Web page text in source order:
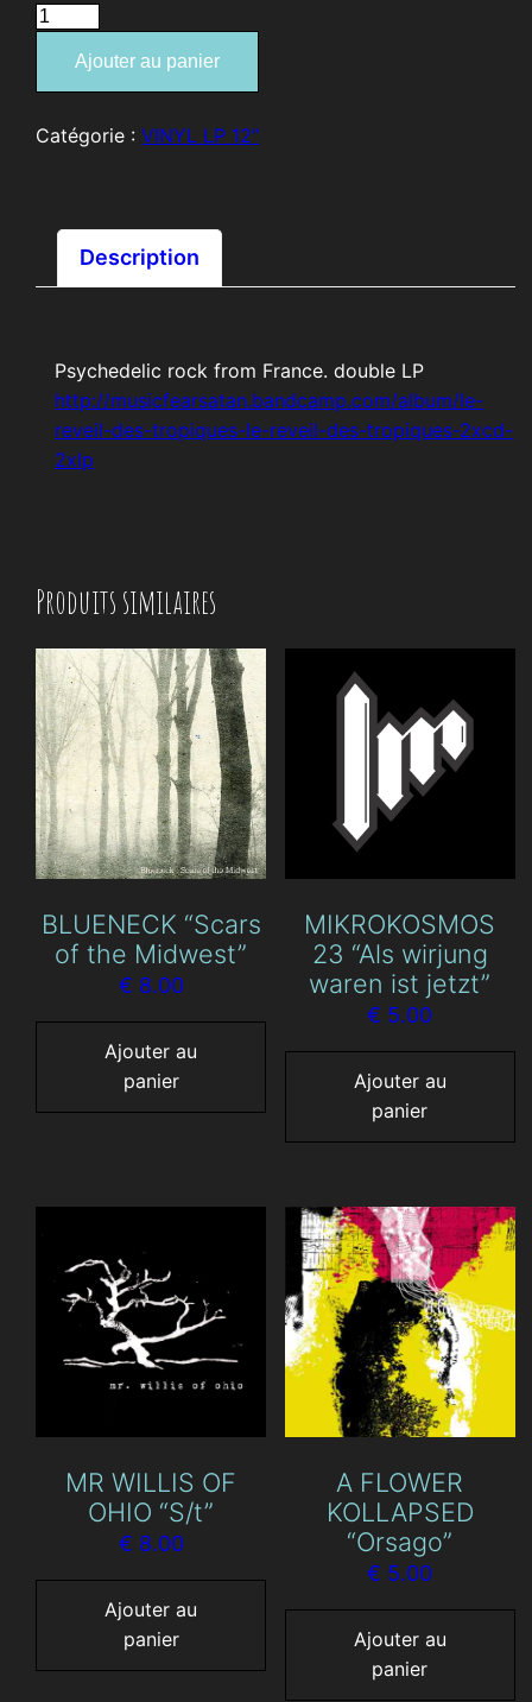
quantité
DES
Ajouter au panier
Catégorie :VINYL LP 12″
Description
Psychedelic rock from France. double LP
http://musicfearsatan.bandcamp.com/album/le-
reveil-des-tropiques-le-reveil-des-tropiques-2xcd-
2xlp
Produits similaires
BLUENECK “Scars
of the Midwest”
€ 8.00
Ajouter au
panier
MIKROKOSMOS
23 “Als wirjung
waren ist jetzt”
€ 5.00
Ajouter au
panier
MR WILLIS OF
OHIO “S/t”
€ 8.00
Ajouter au
panier
A FLOWER
KOLLAPSED
“Orsago”
€ 5.00
Ajouter au
panier